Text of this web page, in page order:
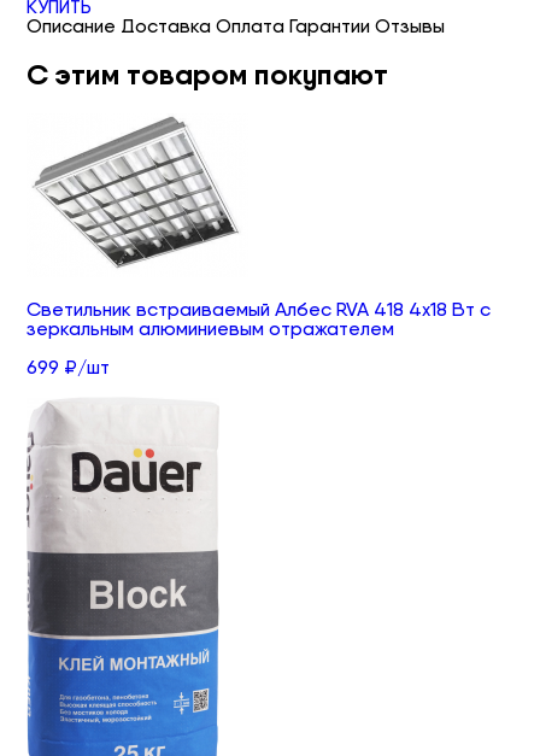
КУПИТЬ
Описание Доставка Оплата Гарантии Отзывы
С этим товаром покупают
Светильник встраиваемый Албес RVA 418 4х18 Вт с
зеркальным алюминиевым отражателем
699 ₽/шт